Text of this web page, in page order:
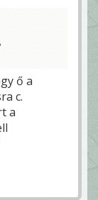
ő a
c.
a